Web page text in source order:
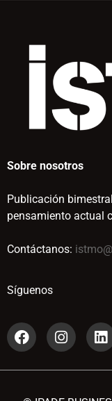
Sobre nosotros
Publicación
pensamiento actual
Contáctanos:
Síguenos